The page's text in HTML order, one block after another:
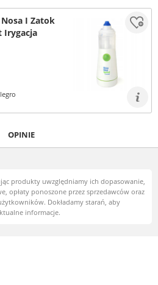
I Zatok
Irygacja
OPINIE
produkty uwzględniamy ich dopasowanie,
opłaty ponoszone przez sprzedawców oraz
Dokładamy starań, aby
informacje.